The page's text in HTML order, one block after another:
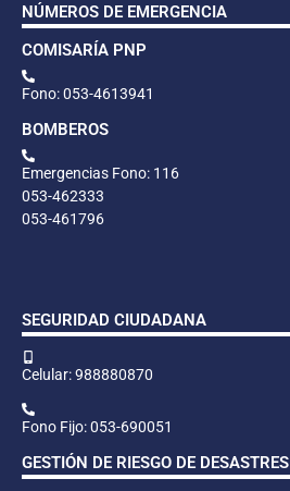
NÚMEROS DE EMERGENCIA
COMISARÍA PNP
Fono: 053-4613941
BOMBEROS
Emergencias Fono: 116
053-462333
053-461796
SEGURIDAD CIUDADANA
Celular: 988880870
Fono Fijo: 053-690051
GESTIÓN DE RIESGO DE DESASTRES